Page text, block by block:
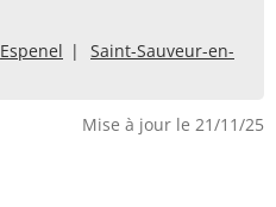
Espenel
Saint-Sauveur-en-
Mise à jour le 21/11/25